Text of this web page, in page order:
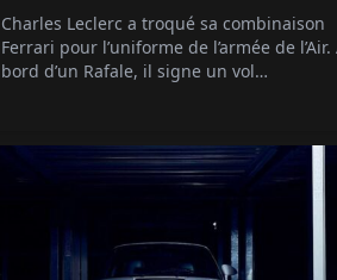
Charles Leclerc a troqué sa combinaison
Ferrari pour l’uniforme de l’armée de l’Air.
bord d’un Rafale, il signe un vol